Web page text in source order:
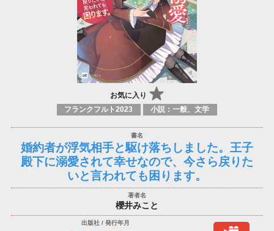
お気に入り
フランクフルト2023 小説：一般、文学
婚約者が浮気相手と駆け落ちしました。王子
殿下に溺愛されて幸せなので、今さら戻りた
いと言われても困ります。
櫻井みこと